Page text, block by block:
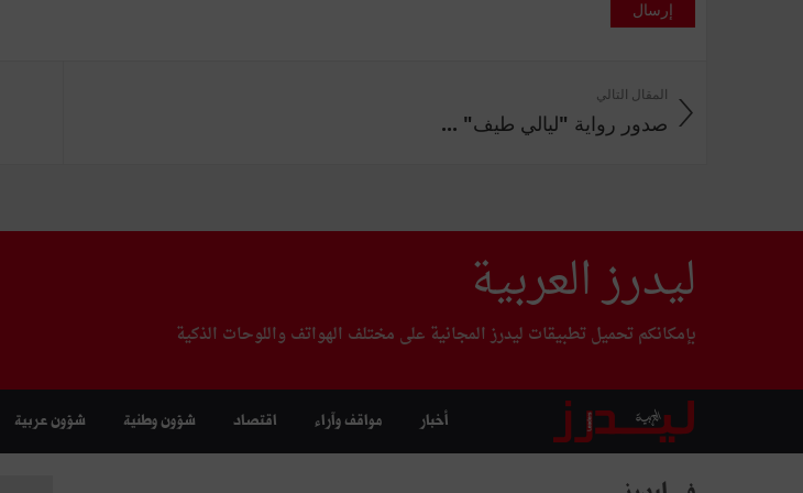
إرسال
المقال التالي
صدور رواية "ليالي طيف" ...
ليدرز العربية
بإمكانكم تحميل تطبيقات ليدرز المجانية على مختلف الهواتف واللوحات الذكية
أخبار مواقف وآراء اقتصاد شؤون وطنية شؤون عربية